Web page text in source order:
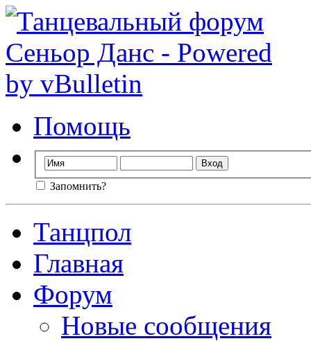
Помощь
Запомнить?
Танцпол
Главная
Форум
Новые сообщения